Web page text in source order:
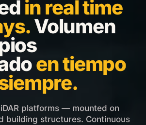
in real time
Volumen
en tiempo
platforms — mounted on
building structures. Continuous